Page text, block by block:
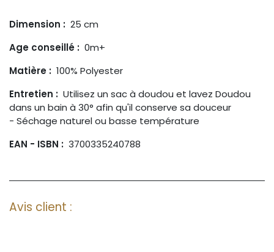
Dimension : 25 cm
Age conseillé : 0m+
Matière : 100% Polyester
Entretien : Utilisez un sac à doudou et lavez Doudou
dans un bain à 30° afin qu'il conserve sa douceur
- Séchage naturel ou basse température
EAN - ISBN : 3700335240788
Avis client :